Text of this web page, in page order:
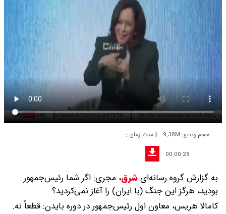
حجم ویدیو: 9.38M | مدت زمان :
00:00:28
به گزارش گروه رسانه‌ایشرق، مجری: اگر شما رئیس‌جمهور
بودید، هرگز این جنگ (با ایران) را آغاز نمی‌کردید؟
کامالا هریس، معاون اول رئیس‌جمهور در دوره بایدن: قطعاً نه.